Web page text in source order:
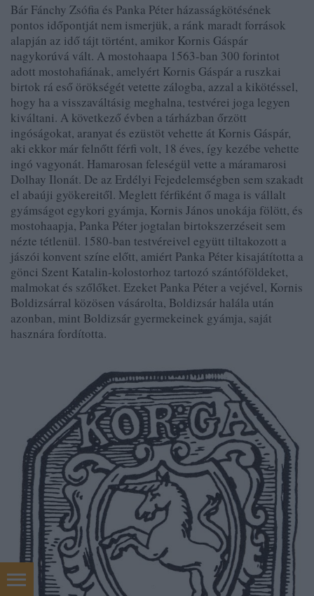
Bár Fánchy Zsófia és Panka Péter házasságkötésének
pontos időpontját nem ismerjük, a ránk maradt források
alapján az idő tájt történt, amikor Kornis Gáspár
nagykorúvá vált. A mostohaapa 1563-ban 300 forintot
adott mostohafiának, amelyért Kornis Gáspár a ruszkai
birtok rá eső örökségét vetette zálogba, azzal a kikötéssel,
hogy ha a visszaváltásig meghalna, testvérei joga legyen
kiváltani. A következő évben a tárházban őrzött
ingóságokat, aranyat és ezüstöt vehette át Kornis Gáspár,
aki ekkor már felnőtt férfi volt, 18 éves, így kezébe vehette
ingó vagyonát. Hamarosan feleségül vette a máramarosi
Dolhay Ilonát. De az Erdélyi Fejedelemségben sem szakadt
el abaúji gyökereitől. Meglett férfiként ő maga is vállalt
gyámságot egykori gyámja, Kornis János unokája fölött, és
mostohaapja, Panka Péter jogtalan birtokszerzéseit sem
nézte tétlenül. 1580-ban testvéreivel együtt tiltakozott a
jászói konvent színe előtt, amiért Panka Péter kisajátította a
gönci Szent Katalin-kolostorhoz tartozó szántóföldeket,
malmokat és szőlőket. Ezeket Panka Péter a vejével, Kornis
Boldizsárral közösen vásárolta, Boldizsár halála után
azonban, mint Boldizsár gyermekeinek gyámja, saját
hasznára fordította.